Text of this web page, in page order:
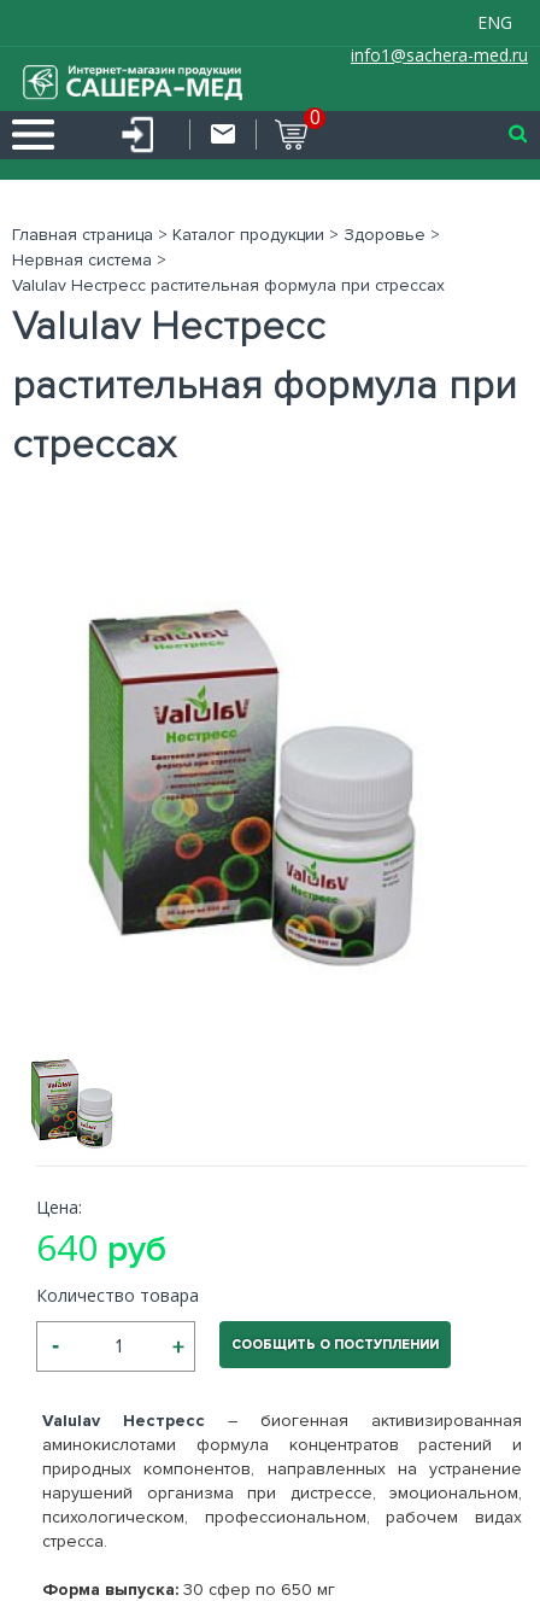
ENG
info1@sachera-med.ru
0
Главная страница > Каталог продукции > Здоровье >
Нервная система >
Valulav Нестресс растительная формула при стрессах
Valulav Нестресс
растительная формула при
стрессах
Valulav Нестресс – биогенная активизированная
аминокислотами формула концентратов растений и
природных компонентов, направленных на устранение
нарушений организма при дистрессе, эмоциональном,
психологическом, профессиональном, рабочем видах
стресса.
Форма выпуска: 30 сфер по 650 мг
Цена:
640 руб
Количество товара
СООБЩИТЬ О ПОСТУПЛЕНИИ